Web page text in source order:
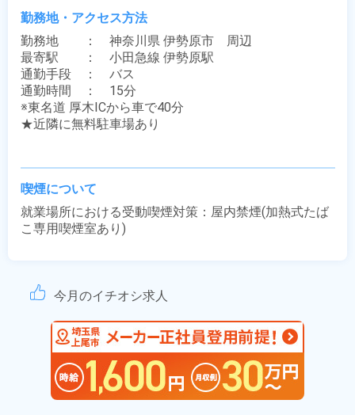
勤務地・アクセス方法
勤務地　　：　神奈川県 伊勢原市　周辺
最寄駅　　：　小田急線 伊勢原駅
通勤手段　：　バス
通勤時間　：　15分
※東名道 厚木ICから車で40分
★近隣に無料駐車場あり
喫煙について
就業場所における受動喫煙対策：屋内禁煙(加熱式たば
こ専用喫煙室あり)
今月のイチオシ求人